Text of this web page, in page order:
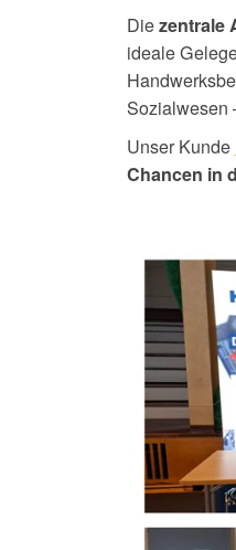
Diezentrale
ideale
Sozialwesen
Unser Kunde
Chancen in